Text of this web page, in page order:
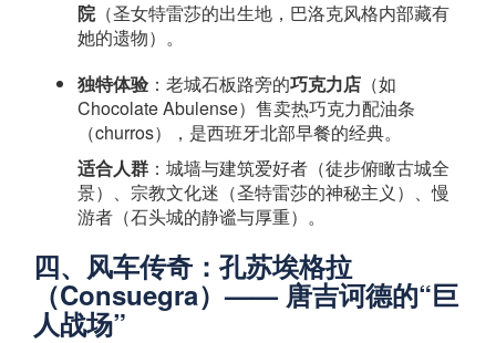
院（圣女特雷莎的出生地，巴洛克风格内部藏有
她的遗物）。
独特体验 ：老城石板路旁的巧克力店 （如
Chocolate Abulense）售卖热巧克力配油条
（churros），是西班牙北部早餐的经典。
适合人群 ：城墙与建筑爱好者（徒步俯瞰古城全
景）、宗教文化迷（圣特雷莎的神秘主义）、慢
游者（石头城的静谧与厚重）。
四、风车传奇：孔苏埃格拉
（Consuegra）—— 唐吉诃德的“巨
人战场”